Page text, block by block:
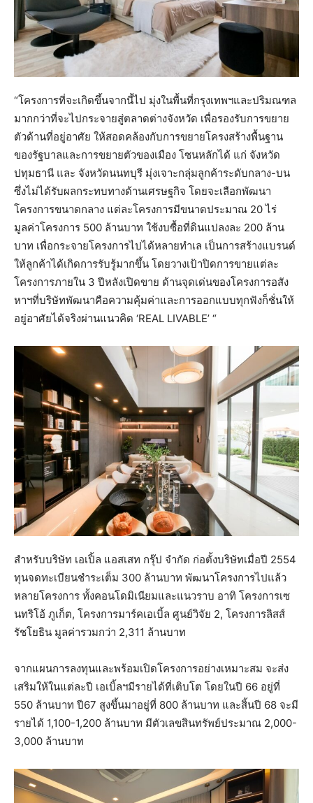
“โครงการที่จะเกิดขึ้นจากนี้ไป มุ่งในพื้นที่กรุงเทพฯและปริมณฑล
มากกว่าที่จะไปกระจายสู่ตลาดต่างจังหวัด เพื่อรองรับการขยาย
ตัวด้านที่อยู่อาศัย ให้สอดคล้องกับการขยายโครงสร้างพื้นฐาน
ของรัฐบาลและการขยายตัวของเมือง โซนหลักได้ แก่ จังหวัด
ปทุมธานี และ จังหวัดนนทบุรี มุ่งเจาะกลุ่มลูกค้าระดับกลาง-บน
ซึ่งไม่ได้รับผลกระทบทางด้านเศรษฐกิจ โดยจะเลือกพัฒนา
โครงการขนาดกลาง แต่ละโครงการมีขนาดประมาณ 20 ไร่
มูลค่าโครงการ 500 ล้านบาท ใช้งบซื้อที่ดินแปลงละ 200 ล้าน
บาท เพื่อกระจายโครงการไปได้หลายทำเล เป็นการสร้างแบรนด์
ให้ลูกค้าได้เกิดการรับรู้มากขึ้น โดยวางเป้าปิดการขายแต่ละ
โครงการภายใน 3 ปีหลังเปิดขาย ด้านจุดเด่นของโครงการอสัง
หาฯที่บริษัทพัฒนาคือความคุ้มค่าและการออกแบบทุกฟังก็ชั่นให้
อยู่อาศัยได้จริงผ่านแนวคิด ‘REAL LIVABLE’ “
สำหรับบริษัท เอเปิ้ล แอสเสท กรุ๊ป จำกัด ก่อตั้งบริษัทเมื่อปี 2554
ทุนจดทะเบียนชำระเต็ม 300 ล้านบาท พัฒนาโครงการไปแล้ว
หลายโครงการ ทั้งคอนโดมิเนียมและแนวราบ อาทิ โครงการเซ
นทริโอ้ ภูเก็ต, โครงการมาร์คเอเบิ้ล ศูนย์วิจัย 2, โครงการลิสส์
รัชโยธิน มูลค่ารวมกว่า 2,311 ล้านบาท
จากแผนการลงทุนและพร้อมเปิดโครงการอย่างเหมาะสม จะส่ง
เสริมให้ในแต่ละปี เอเบิ้ลฯมีรายได้ที่เติบโต โดยในปี 66 อยู่ที่
550 ล้านบาท ปี67 สูงขึ้นมาอยู่ที่ 800 ล้านบาท และสิ้นปี 68 จะมี
รายได้ 1,100-1,200 ล้านบาท มีตัวเลขสินทรัพย์ประมาณ 2,000-
3,000 ล้านบาท